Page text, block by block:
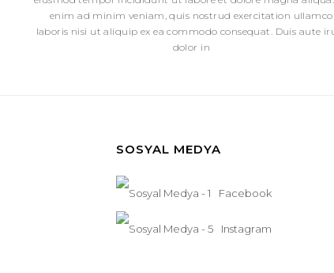
enim ad minim veniam, quis nostrud exercitation ullamco
laboris nisi ut aliquip ex ea commodo consequat. Duis aute
dolor in
SOSYAL MEDYA
Facebook
Instagram